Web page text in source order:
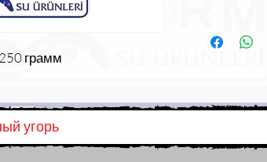
грамм
угорь